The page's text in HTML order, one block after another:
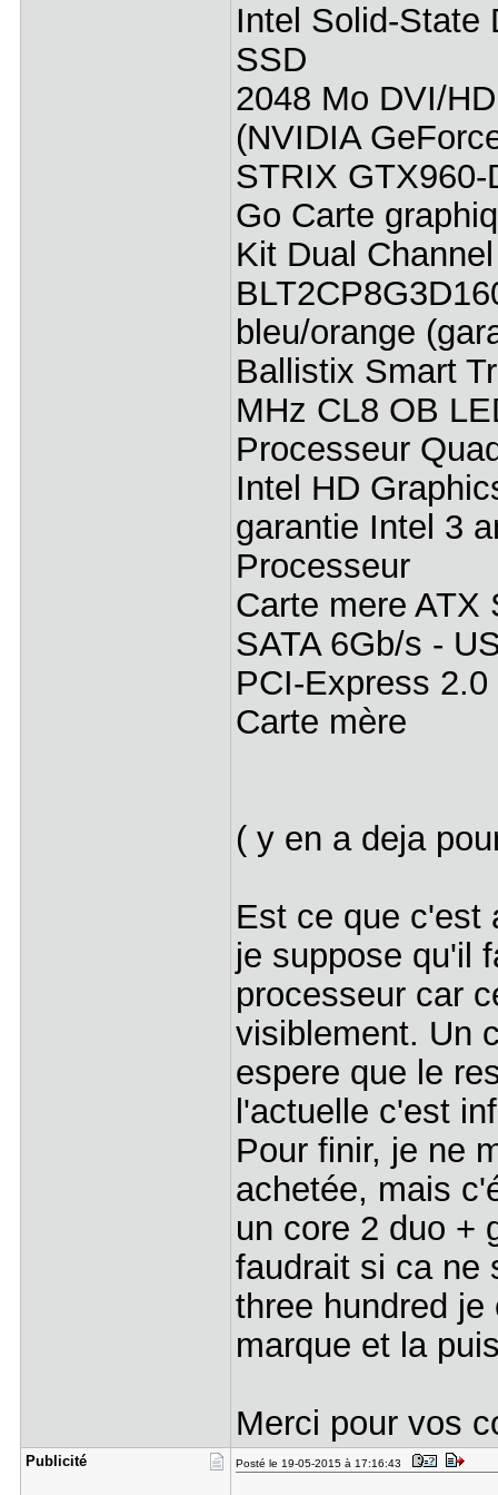
Intel Solid-State
SSD
2048 Mo DVI/
(NVIDIA
STRIX
Go Carte
Kit Dual
bleu/orange
Ballistix Smart
MHz CL8 OB
Processeur
Intel HD
garantie Intel 3
Processeur
Carte mere ATX
SATA 6Gb/s -
PCI-Express
Carte mère
( y en a deja
Est ce que c'est
je suppose qu'il
processeur car
visiblement. Un
espere que le
l'actuelle c'est
Pour finir, je ne
achetée, mais
un core 2 duo +
faudrait si ca ne
three hundred
marque et la
Merci pour vos
Publicité Posté le 19-05-2015 à 17:16:43